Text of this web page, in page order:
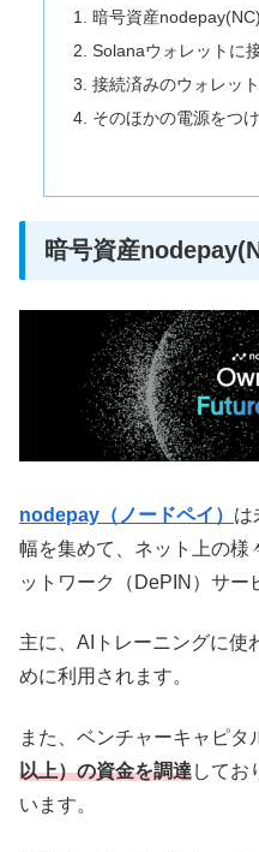
暗号資産
Solanaウォレットに
接続済みのウォレッ
そのほかの電源をつ
暗号資産
nodepay（ノードペイ） は
幅を集めて、ネット上の様
ットワーク（DePIN）サー
主に、AIトレーニングに使
めに利用されます。
また、ベンチャーキャピタ
以上）の資金を調達してお
います。